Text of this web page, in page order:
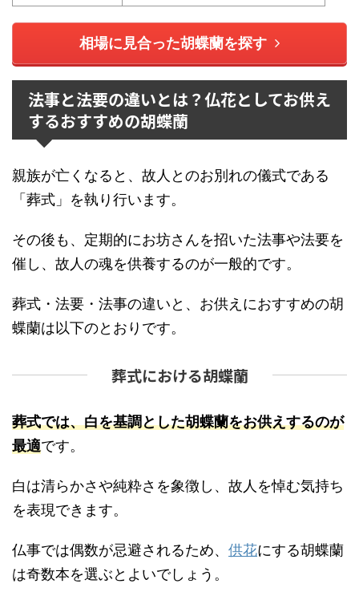
相場に見合った胡蝶蘭を探す
法事と法要の違いとは？仏花としてお供え
するおすすめの胡蝶蘭
親族が亡くなると、故人とのお別れの儀式である
「葬式」を執り行います。
その後も、定期的にお坊さんを招いた法事や法要を
催し、故人の魂を供養するのが一般的です。
葬式・法要・法事の違いと、お供えにおすすめの胡
蝶蘭は以下のとおりです。
葬式における胡蝶蘭
葬式では、白を基調とした胡蝶蘭をお供えするのが
最適です。
白は清らかさや純粋さを象徴し、故人を悼む気持ち
を表現できます。
仏事では偶数が忌避されるため、 供花にする胡蝶蘭
は奇数本を選ぶとよいでしょう。